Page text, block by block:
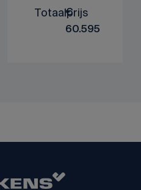
Totaalprijs
€
60.595